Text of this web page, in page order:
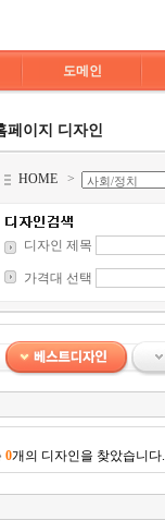
도메인
페이지 디자인
HOME >
디자인 제목
가격대 선택
0개의 디자인을 찾았습니다.